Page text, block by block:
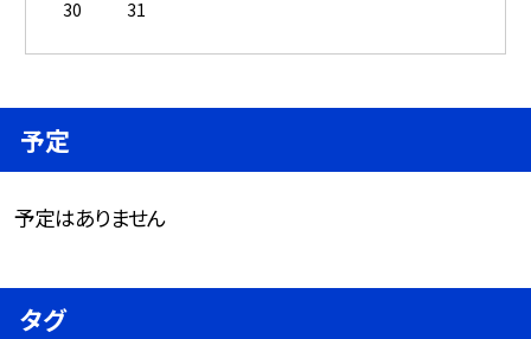
30
31
予定
予定はありません
タグ